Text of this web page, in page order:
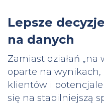
Lepsze
na danych
Zamiast działań „na
oparte na wynikach,
klientów i potencjale
się na stabilniejszą